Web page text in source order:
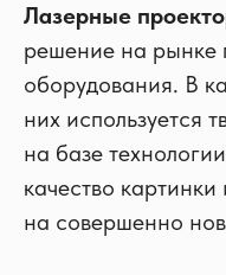
Лазерные
решение на рынке
оборудования. В
них используется
на базе
качество
на совершенно